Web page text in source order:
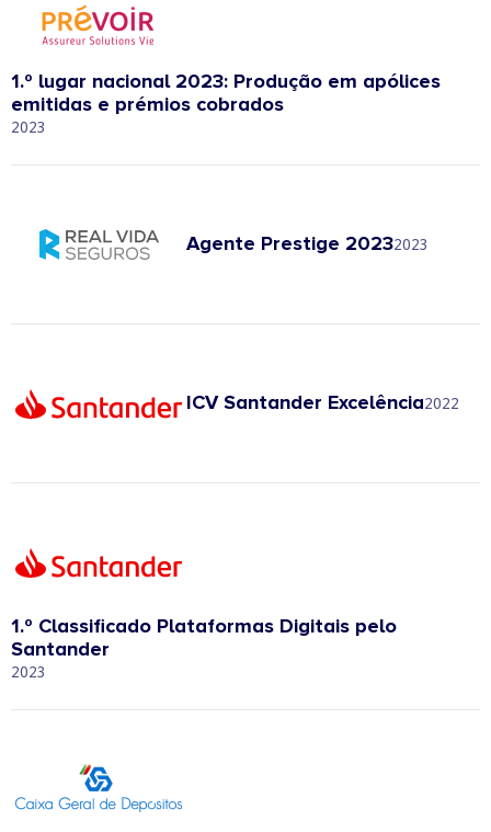
1.º lugar nacional 2023: Produção em apólices
emitidas e prémios cobrados
2023
Agente Prestige 20232023
ICV Santander Excelência2022
1.º Classificado Plataformas Digitais pelo
Santander
2023